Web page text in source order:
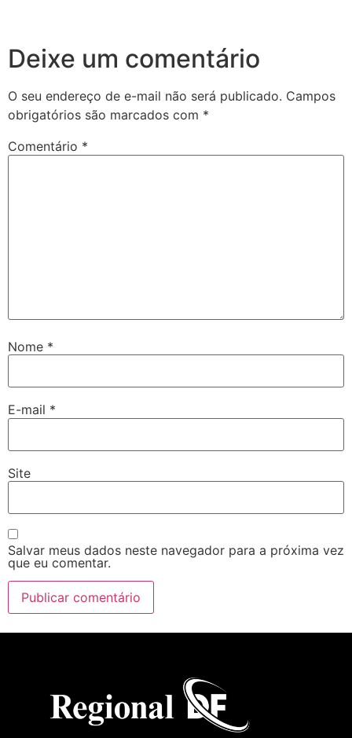
Deixe um comentário
O seu endereço de e-mail não será publicado. Campos
obrigatórios são marcados com *
Comentário *
Nome *
E-mail *
Site
Salvar meus dados neste navegador para a próxima vez
que eu comentar.